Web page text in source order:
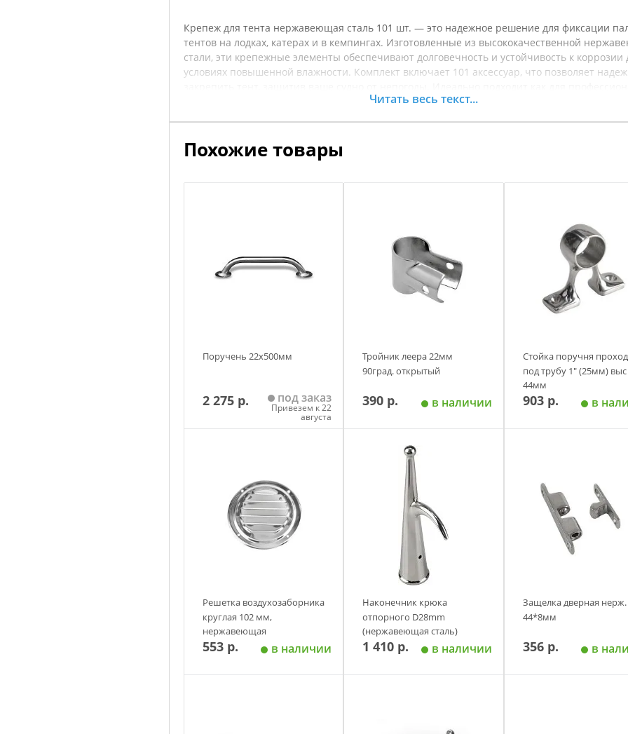
Крепеж для тента нержавеющая сталь 101 шт. — это надежное решение для фиксации
тентов на лодках, катерах и в кемпингах. Изготовленные из высококачественной
стали, эти крепежные элементы обеспечивают долговечность и устойчивость к коррозии
условиях повышенной влажности. Комплект включает 101 аксессуар, что позволяет
моряков, так и для любителей активного отдыха на воде. Простота установки и
Читать весь текст...
Похожие товары
Поручень 22х500мм
2 275 р. под заказ
Привезем к 22
августа
Тройник леера 22мм
90град. открытый
390 р. в наличии
Добавить в корзину
Стойка поручня проход
под трубу 1" (25мм) выс
44мм
903 р. в
Решетка воздухозаборника
круглая 102 мм,
нержавеющая
553 р. в наличии
Наконечник крюка
отпорного D28mm
(нержавеющая сталь)
1 410 р. в наличии
Защелка дверная нерж.
44*8мм
356 р. в